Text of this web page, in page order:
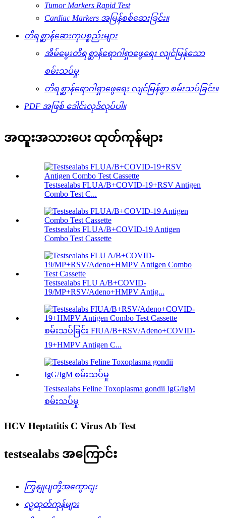
Tumor Markers Rapid Test
Cardiac Markers အမြန်စစ်ဆေးခြင်း။
တိရစ္ဆာန်ဆေးကုပစ္စည်းများ
အိမ်မွေးတိရစ္ဆာန်ရောဂါရှာဖွေရေး လျင်မြန်သော
စမ်းသပ်မှု
တိရစ္ဆာန်ရောဂါရှာဖွေရေး လျင်မြန်စွာ စမ်းသပ်ခြင်း။
PDF အဖြစ် ဒေါင်းလုဒ်လုပ်ပါ။
အထူးအသားပေး ထုတ်ကုန်များ
Testsealabs FLUA/B+COVID-19+RSV Antigen
Combo Test C...
Testsealabs FLUA/B+COVID-19 Antigen
Combo Test Cassette
Testsealabs FLU A/B+COVID-
19/MP+RSV/Adeno+HMPV Antig...
စမ်းသပ်ခြင်း FIUA/B+RSV/Adeno+COVID-
19+HMPV Antigen C...
Testsealabs Feline Toxoplasma gondii IgG/IgM
စမ်းသပ်မှု
HCV Heptatitis C Virus Ab Test
testsealabs အကြောင်း
ကြှနျုပျတို့အကွောငျး
လူ့ထုတ်ကုန်များ